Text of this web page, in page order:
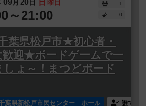
09 月 20日 日 曜日
～21:00
1
0
葉県松戸市★初心者・
歓迎★ボードゲームで一
しょ～！まつどボード
葉県新松戸市民センター ホール 誰でも